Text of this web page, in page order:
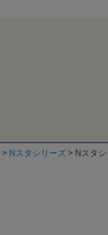
Nスタシリーズ Nスタ